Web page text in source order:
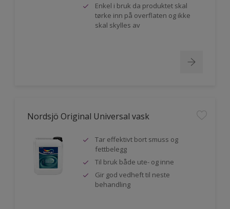
Enkel i bruk da produktet skal
tørke inn på overflaten og ikke
skal skylles av
Nordsjö Original Universal vask
Tar effektivt bort smuss og
fettbelegg
Til bruk både ute- og inne
Gir god vedheft til neste
behandling